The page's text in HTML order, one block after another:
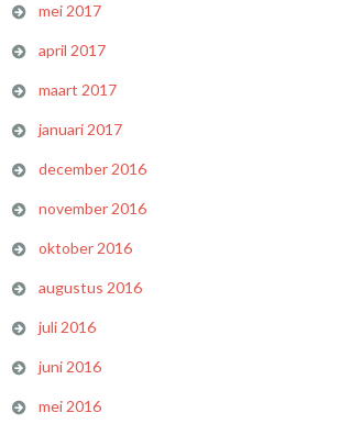
mei 2017
april 2017
maart 2017
januari 2017
december 2016
november 2016
oktober 2016
augustus 2016
juli 2016
juni 2016
mei 2016